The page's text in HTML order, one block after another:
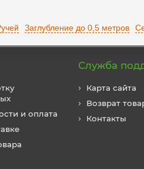
Заглубление до 0,5 метров
и оплата
Служба
Карта сайта
Возврат
Контакты